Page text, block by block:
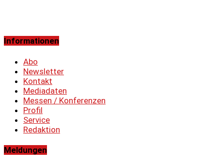
Informationen
Abo
Newsletter
Kontakt
Mediadaten
Messen / Konferenzen
Profil
Service
Redaktion
Meldungen